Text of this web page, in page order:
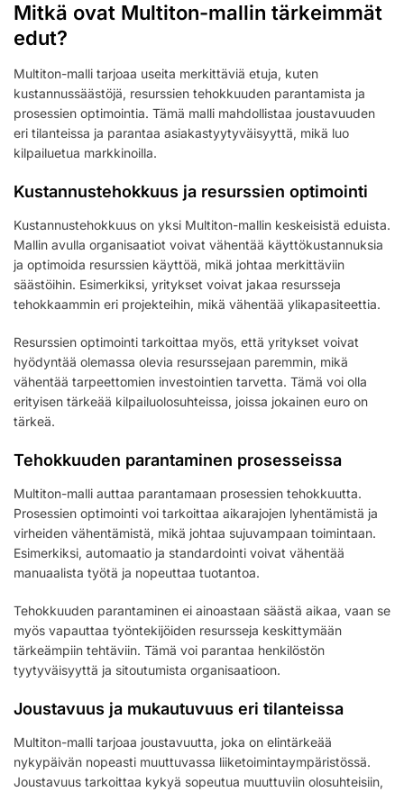
Mitkä ovat Multiton-mallin tärkeimmät
edut?
Multiton-malli tarjoaa useita merkittäviä etuja, kuten
kustannussäästöjä, resurssien tehokkuuden parantamista ja
prosessien optimointia. Tämä malli mahdollistaa joustavuuden
eri tilanteissa ja parantaa asiakastyytyväisyyttä, mikä luo
kilpailuetua markkinoilla.
Kustannustehokkuus ja resurssien optimointi
Kustannustehokkuus on yksi Multiton-mallin keskeisistä eduista.
Mallin avulla organisaatiot voivat vähentää käyttökustannuksia
ja optimoida resurssien käyttöä, mikä johtaa merkittäviin
säästöihin. Esimerkiksi, yritykset voivat jakaa resursseja
tehokkaammin eri projekteihin, mikä vähentää ylikapasiteettia.
Resurssien optimointi tarkoittaa myös, että yritykset voivat
hyödyntää olemassa olevia resurssejaan paremmin, mikä
vähentää tarpeettomien investointien tarvetta. Tämä voi olla
erityisen tärkeää kilpailuolosuhteissa, joissa jokainen euro on
tärkeä.
Tehokkuuden parantaminen prosesseissa
Multiton-malli auttaa parantamaan prosessien tehokkuutta.
Prosessien optimointi voi tarkoittaa aikarajojen lyhentämistä ja
virheiden vähentämistä, mikä johtaa sujuvampaan toimintaan.
Esimerkiksi, automaatio ja standardointi voivat vähentää
manuaalista työtä ja nopeuttaa tuotantoa.
Tehokkuuden parantaminen ei ainoastaan säästä aikaa, vaan se
myös vapauttaa työntekijöiden resursseja keskittymään
tärkeämpiin tehtäviin. Tämä voi parantaa henkilöstön
tyytyväisyyttä ja sitoutumista organisaatioon.
Joustavuus ja mukautuvuus eri tilanteissa
Multiton-malli tarjoaa joustavuutta, joka on elintärkeää
nykypäivän nopeasti muuttuvassa liiketoimintaympäristössä.
Joustavuus tarkoittaa kykyä sopeutua muuttuviin olosuhteisiin,